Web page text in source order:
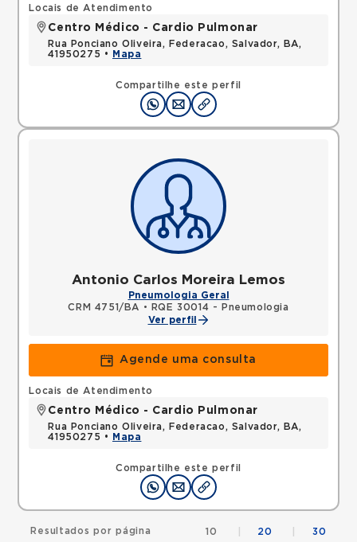
Compartilhe este perfil
Locais de Atendimento
Centro Médico - Cardio Pulmonar
Rua Ponciano Oliveira, Federacao, Salvador, BA,
41950275 •
Mapa
Antonio Carlos Moreira Lemos
Pneumologia Geral
CRM 4751/BA •
RQE 30014 - Pneumologia
Ver perfil
Agende uma consulta
Compartilhe este perfil
Locais de Atendimento
Centro Médico - Cardio Pulmonar
Rua Ponciano Oliveira, Federacao, Salvador, BA,
41950275 •
Mapa
Resultados por página 10 20 30